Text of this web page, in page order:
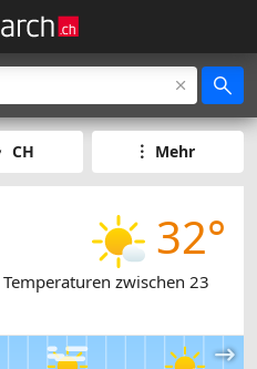
CH Mehr
32°
zwischen 23